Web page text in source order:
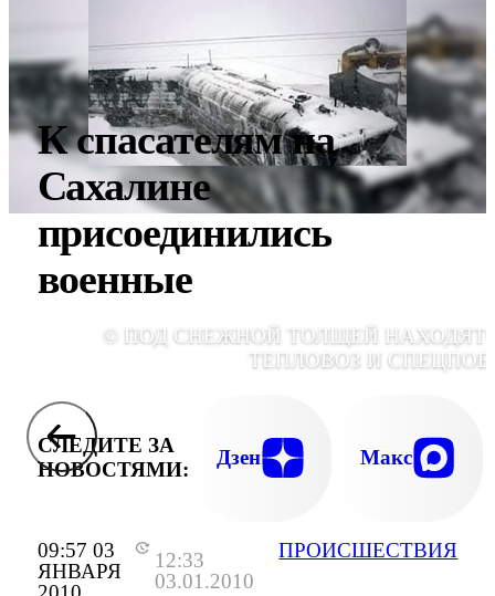
09:57 03
ЯНВАРЯ
12:33
03.01.2010
ПРОИСШЕСТВИЯ
К спасателям на
Сахалине
присоединились
военные
© ПОД СНЕЖНОЙ ТОЛЩЕЙ
ТЕПЛОВОЗ И
СЛЕДИТЕ ЗА
НОВОСТЯМИ:
Дзен Макс